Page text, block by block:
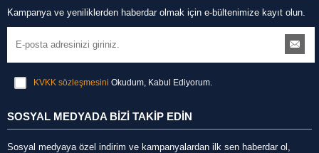
Kampanya ve yeniliklerden haberdar olmak için e-bültenimize kayıt olun.
KVKK sözleşmesini Okudum, Kabul Ediyorum.
SOSYAL MEDYADA BİZİ TAKİP EDİN
Sosyal medyaya özel indirim ve kampanyalardan ilk sen haberdar ol,